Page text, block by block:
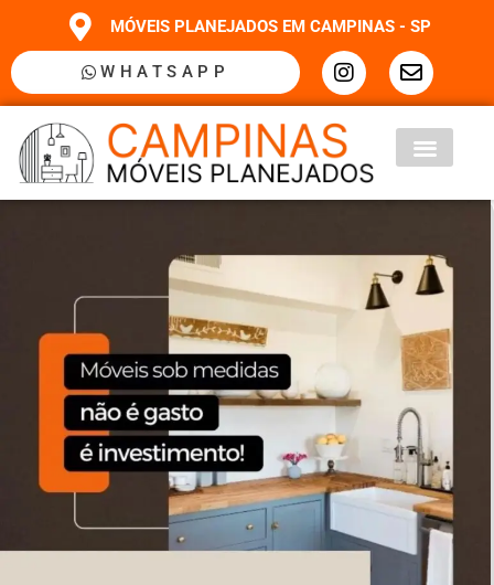
MÓVEIS PLANEJADOS EM CAMPINAS - SP
WHATSAPP